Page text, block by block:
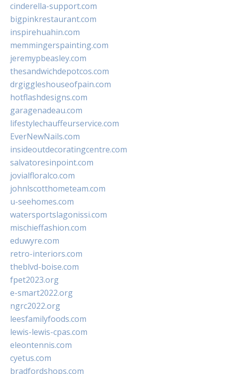
cinderella-support.com
bigpinkrestaurant.com
inspirehuahin.com
memmingerspainting.com
jeremypbeasley.com
thesandwichdepotcos.com
drgiggleshouseofpain.com
hotflashdesigns.com
garagenadeau.com
lifestylechauffeurservice.com
EverNewNails.com
insideoutdecoratingcentre.com
salvatoresinpoint.com
jovialfloralco.com
johnlscotthometeam.com
u-seehomes.com
watersportslagonissi.com
mischieffashion.com
eduwyre.com
retro-interiors.com
theblvd-boise.com
fpet2023.org
e-smart2022.org
ngrc2022.org
leesfamilyfoods.com
lewis-lewis-cpas.com
eleontennis.com
cyetus.com
bradfordshops.com